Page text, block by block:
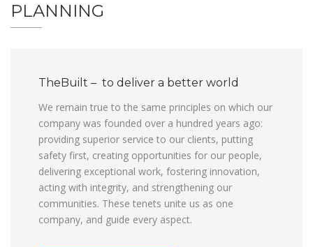
PLANNING
TheBuilt – to deliver a better world
We remain true to the same principles on which our
company was founded over a hundred years ago:
providing superior service to our clients, putting
safety first, creating opportunities for our people,
delivering exceptional work, fostering innovation,
acting with integrity, and strengthening our
communities. These tenets unite us as one
company, and guide every aspect.